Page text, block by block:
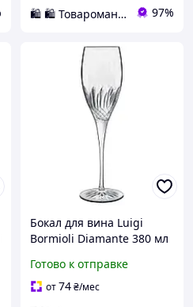
🛍️ 🛍️ Товаромания 🛍️ 🛍️ 97%
Бокал для вина Luigi
Bormioli Diamante 380 мл
ударопрочное стекло
премиум декор для кухни
Готово к отправке
от74₴/мес